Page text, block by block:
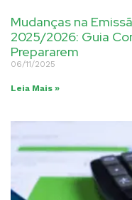
Mudanças na
2025/2026: Guia
Prepararem
06/11/2025
Leia Mais »